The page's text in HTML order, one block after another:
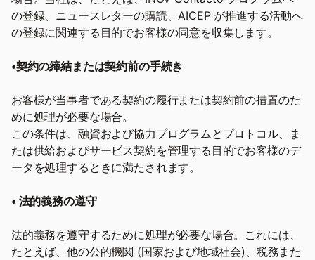
の登録、ニュースレターの購読、AICEP が推進する活動へ
の登録に関連する目的でお客様の同意を収集します。
•契約の締結または契約前の手続き
お客様が当事者である契約の履行または契約前の措置のた
めに処理が必要な場合。
この条件は、融資および協力プログラムとプロトコル、ま
たは供給およびサービス契約を管理する目的でお客様のデ
ータを処理するときに満たされます。
• 法的義務の遵守
法的義務を遵守するために処理が必要な場合。これには、
たとえば、他の公的機関 (国家および地域社会)、税務また